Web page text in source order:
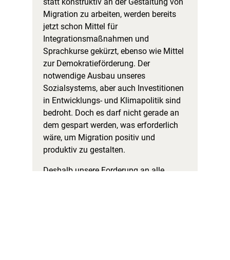
Migration zu arbeiten, werden bereits
jetzt schon Mittel für
Integrationsmaßnahmen und
Sprachkurse gekürzt, ebenso wie Mittel
zur Demokratieförderung. Der
notwendige Ausbau unseres
Sozialsystems, aber auch Investitionen
in Entwicklungs- und Klimapolitik sind
bedroht. Doch es darf nicht gerade an
dem gespart werden, was erforderlich
wäre, um Migration positiv und
produktiv zu gestalten.
Deshalb unsere Forderung an alle